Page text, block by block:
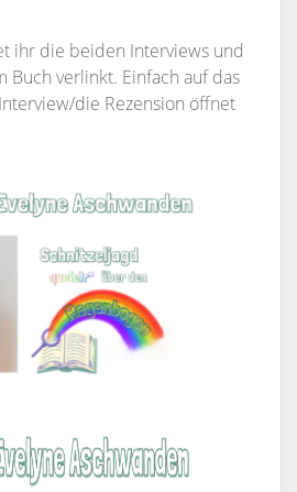
ihr die beiden Interviews und
Buch verlinkt. Einfach auf das
die Rezension öffnet